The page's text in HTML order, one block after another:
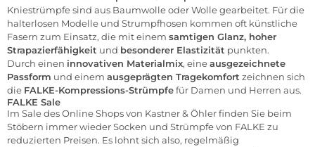
Kniestrümpfe sind aus Baumwolle oder Wolle gearbeitet. Für die
halterlosen Modelle und Strumpfhosen kommen oft künstliche
Fasern zum Einsatz, die mit einem samtigen Glanz, hoher
Strapazierfähigkeit und besonderer Elastizität punkten.
Durch einen innovativen Materialmix, eineausgezeichnete
Passform und einem ausgeprägten Tragekomfort zeichnen sich
die FALKE-Kompressions-Strümpfefür Damen und Herren aus.
FALKE Sale
Im Saledes Online Shops von Kastner & Öhler finden Sie beim
Stöbern immer wieder Socken und Strümpfe von FALKE zu
reduzierten Preisen. Es lohnt sich also, regelmäßig